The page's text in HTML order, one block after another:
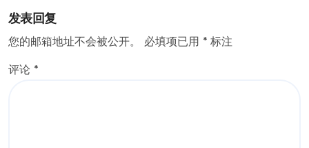
发表回复
您的邮箱地址不会被公开。 必填项已用 * 标注
评论 *